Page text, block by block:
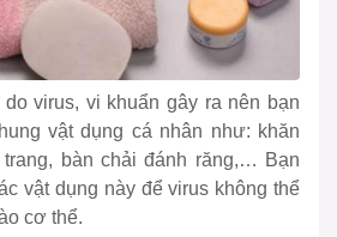
virus, vi khuẩn gây ra nên bạn
vật dụng cá nhân như: khăn
trang, bàn chải đánh răng,… Bạn
vật dụng này để virus không thể
cơ thể.